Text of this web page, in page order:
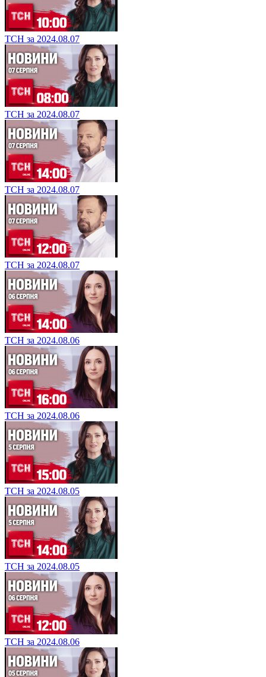
ТСН за 2024.08.07
ТСН за 2024.08.07
ТСН за 2024.08.07
ТСН за 2024.08.07
ТСН за 2024.08.06
ТСН за 2024.08.06
ТСН за 2024.08.05
ТСН за 2024.08.05
ТСН за 2024.08.06